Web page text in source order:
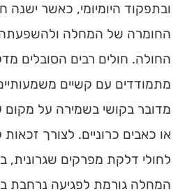
ובתפקוד היומיומי, כאשר
החומרה של המחלה ולהשפעתה
החולה. חולים רבים הסובלים
מתמודדים עם קשיים משמעותיים
מדובר בקושי בשמירה על מקום
או כאבים כרוניים. לצורך
לחולי דלקת מפרקים שגרונית,
המחלה גורמת לפגיעה נרחבת